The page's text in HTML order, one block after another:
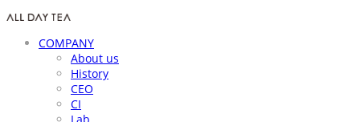
COMPANY
About us
History
CEO
CI